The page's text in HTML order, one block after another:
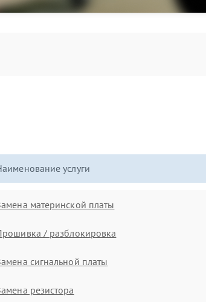
услуги
материнской платы
/ разблокировка
сигнальной платы
резистора